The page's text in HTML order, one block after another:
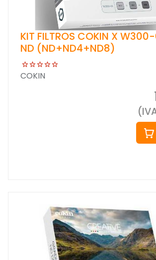
KIT FILTROS COKIN X W300-
ND (ND+ND4+ND8)
COKIN